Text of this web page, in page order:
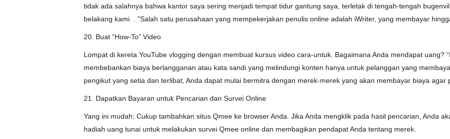
tidak ada salahnya bahwa kantor saya sering menjadi tempat tidur gantung saya, terletak di tengah-tengah
belakang kami. . ”Salah satu perusahaan yang mempekerjakan penulis online adalah iWriter, yang membayar
20. Buat “How-To” Video
Lompat di kereta YouTube vlogging dengan membuat kursus video cara-untuk. Bagaimana Anda mendapat uang?
membebankan biaya berlangganan atau kata sandi yang melindungi konten hanya untuk pelanggan yang
pengikut yang setia dan terlibat, Anda dapat mulai bermitra dengan merek-merek yang akan membayar biaya agar
21. Dapatkan Bayaran untuk Pencarian dan Survei Online
Yang ini mudah: Cukup tambahkan situs Qmee ke browser Anda. Jika Anda mengklik pada hasil pencarian, Anda
hadiah uang tunai untuk melakukan survei Qmee online dan membagikan pendapat Anda tentang merek.